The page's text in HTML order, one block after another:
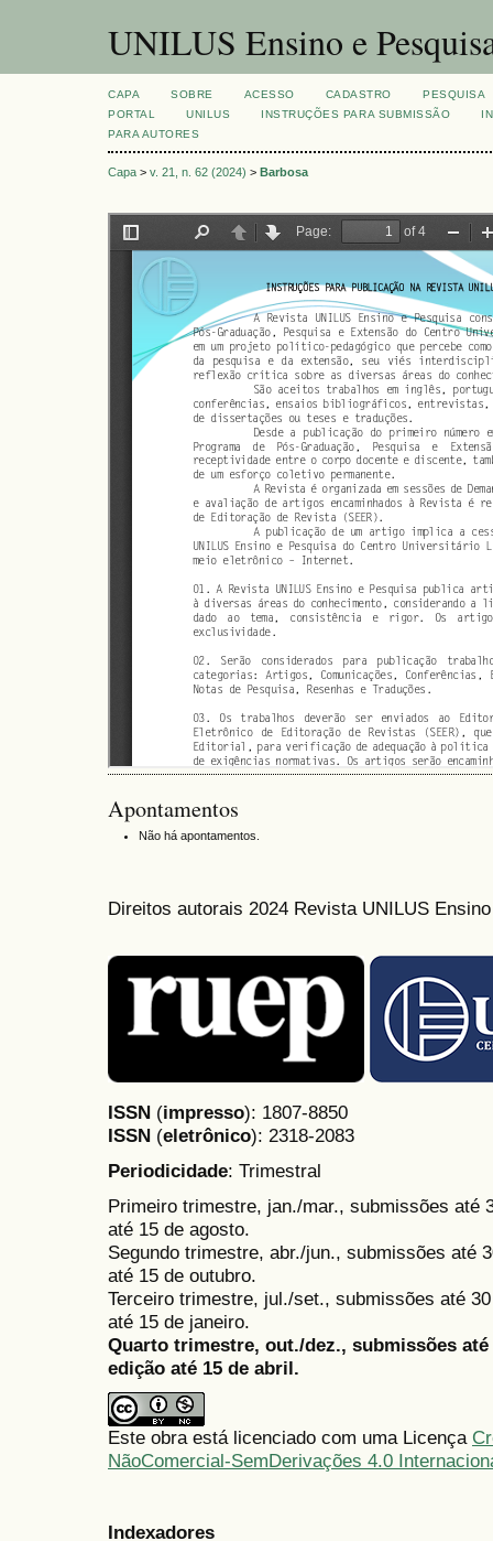
UNILUS Ensino e
CAPA SOBRE ACESSO CADASTRO
PESQUISA
PORTAL
UNILUS INSTRUÇÕES PARA SUBMISSÃO
PARA AUTORES
Capa > v. 21, n. 62 (2024) > Barbosa
Apontamentos
Não há apontamentos.
Direitos autorais 2024 Revista UNILUS
ISSN (impresso): 1807-8850
ISSN (eletrônico): 2318-2083
Periodicidade: Trimestral
Primeiro trimestre, jan./mar., submissões até
até 15 de agosto.
Segundo trimestre, abr./jun., submissões até
até 15 de outubro.
Terceiro trimestre, jul./set., submissões até
até 15 de janeiro.
Quarto trimestre, out./dez., submissões
edição até 15 de abril.
Este obra está licenciado com uma Licença
NãoComercial-SemDerivações 4.0
Indexadores